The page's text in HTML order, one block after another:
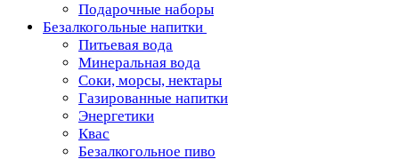
Подарочные наборы
Безалкогольные напитки
Питьевая вода
Минеральная вода
Соки, морсы, нектары
Газированные напитки
Энергетики
Квас
Безалкогольное пиво